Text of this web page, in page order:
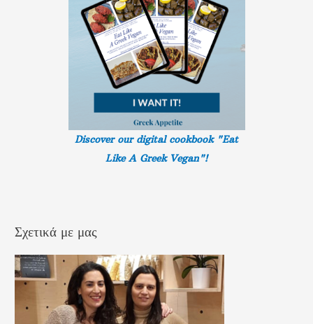
Discover our digital cookbook "Eat
Like A Greek Vegan"!
Σχετικά με μας